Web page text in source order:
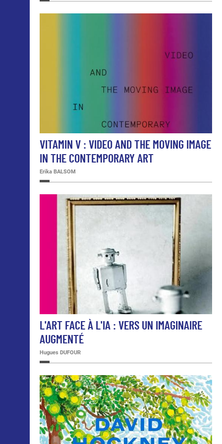
VITAMIN V : VIDEO AND THE MOVING IMAGE
IN THE CONTEMPORARY ART
Erika BALSOM
L'ART FACE À L'IA : VERS UN IMAGINAIRE
AUGMENTÉ
Hugues DUFOUR